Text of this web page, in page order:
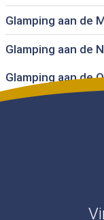
Glamping aan de
Glamping aan de
Glamping aan de